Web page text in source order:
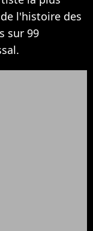
l'histoire des
sur 99